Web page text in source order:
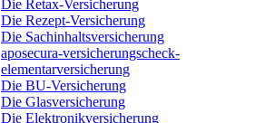
Die Retax-Versicherung
Die Rezept-Versicherung
Die Sachinhaltsversicherung
aposecura-versicherungscheck-
elementarversicherung
Die BU-Versicherung
Die Glasversicherung
Die Elektronikversicherung